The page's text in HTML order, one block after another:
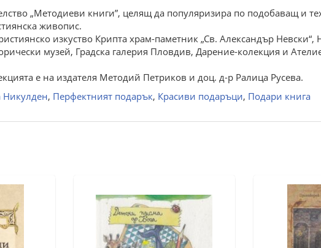
„Методиеви книги”, целящ да популяризира по подобаващ и
живопис.
изкуство Крипта храм-паметник „Св. Александър
музей, Градска галерия Пловдив, Дарение-колекция и
е на издателя Методий Петриков и доц. д-р Ралица Русева.
Никулден, Перфектният подарък, Красиви подаръци, Подари книга